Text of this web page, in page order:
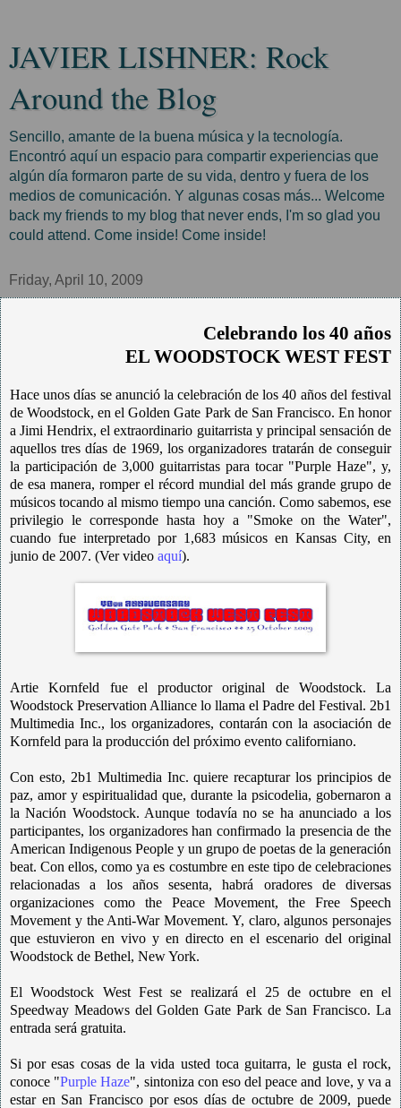
JAVIER LISHNER: Rock
Around the Blog
Sencillo, amante de la buena música y la tecnología.
Encontró aquí un espacio para compartir experiencias que
algún día formaron parte de su vida, dentro y fuera de los
medios de comunicación. Y algunas cosas más... Welcome
back my friends to my blog that never ends, I'm so glad you
could attend. Come inside! Come inside!
Friday, April 10, 2009
Celebrando los 40 años
EL WOODSTOCK WEST FEST
Hace unos días se anunció la celebración de los 40 años del festival
de Woodstock, en el Golden Gate Park de San Francisco. En honor
a Jimi Hendrix, el extraordinario guitarrista y principal sensación de
aquellos tres días de 1969, los organizadores tratarán de conseguir
la participación de 3,000 guitarristas para tocar "Purple Haze", y,
de esa manera, romper el récord mundial del más grande grupo de
músicos tocando al mismo tiempo una canción. Como sabemos, ese
privilegio le corresponde hasta hoy a "Smoke on the Water",
cuando fue interpretado por 1,683 músicos en Kansas City, en
junio de 2007. (Ver video aquí).
Artie Kornfeld fue el productor original de Woodstock. La
Woodstock Preservation Alliance lo llama el Padre del Festival. 2b1
Multimedia Inc., los organizadores, contarán con la asociación de
Kornfeld para la producción del próximo evento californiano.
Con esto, 2b1 Multimedia Inc. quiere recapturar los principios de
paz, amor y espiritualidad que, durante la psicodelia, gobernaron a
la Nación Woodstock. Aunque todavía no se ha anunciado a los
participantes, los organizadores han confirmado la presencia de the
American Indigenous People y un grupo de poetas de la generación
beat. Con ellos, como ya es costumbre en este tipo de celebraciones
relacionadas a los años sesenta, habrá oradores de diversas
organizaciones como the Peace Movement, the Free Speech
Movement y the Anti-War Movement. Y, claro, algunos personajes
que estuvieron en vivo y en directo en el escenario del original
Woodstock de Bethel, New York.
El Woodstock West Fest se realizará el 25 de octubre en el
Speedway Meadows del Golden Gate Park de San Francisco. La
entrada será gratuita.
Si por esas cosas de la vida usted toca guitarra, le gusta el rock,
conoce "Purple Haze", sintoniza con eso del peace and love, y va a
estar en San Francisco por esos días de octubre de 2009, puede